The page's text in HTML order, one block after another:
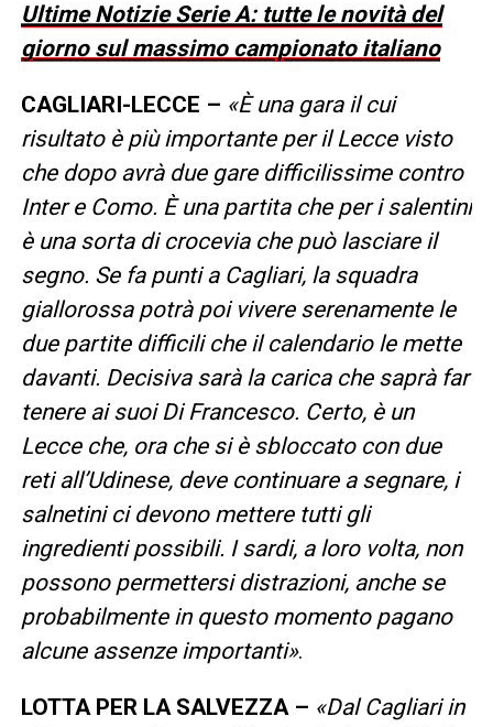
Ultime Notizie Serie A: tutte le novità del
giorno sul massimo campionato italiano
CAGLIARI-LECCE – «È una gara il cui
risultato è più importante per il Lecce visto
che dopo avrà due gare difficilissime contro
Inter e Como. È una partita che per i salentini
è una sorta di crocevia che può lasciare il
segno. Se fa punti a Cagliari, la squadra
giallorossa potrà poi vivere serenamente le
due partite difficili che il calendario le mette
davanti. Decisiva sarà la carica che saprà far
tenere ai suoi Di Francesco. Certo, è un
Lecce che, ora che si è sbloccato con due
reti all’Udinese, deve continuare a segnare, i
salnetini ci devono mettere tutti gli
ingredienti possibili. I sardi, a loro volta, non
possono permettersi distrazioni, anche se
probabilmente in questo momento pagano
alcune assenze importanti».
LOTTA PER LA SALVEZZA – «Dal Cagliari in